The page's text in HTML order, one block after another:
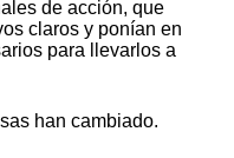
de acción, que
claros y ponían en
para llevarlos a
han cambiado.